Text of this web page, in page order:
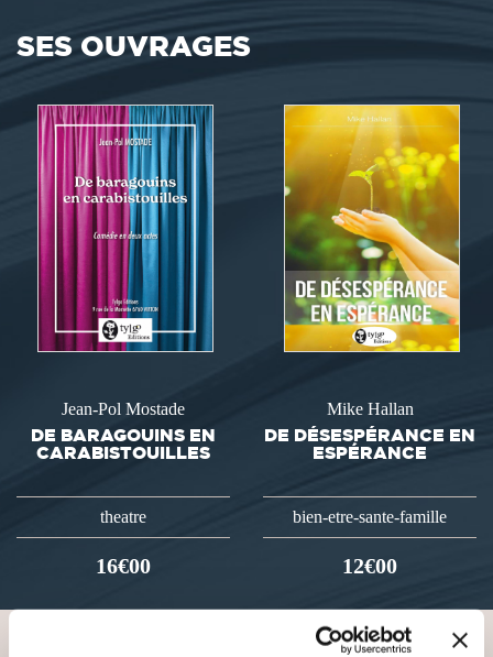
SES OUVRAGES
Jean-Pol Mostade
DE BARAGOUINS EN
CARABISTOUILLES
theatre
16€00
Mike Hallan
DE DÉSESPÉRANCE EN
ESPÉRANCE
bien-etre-sante-famille
12€00